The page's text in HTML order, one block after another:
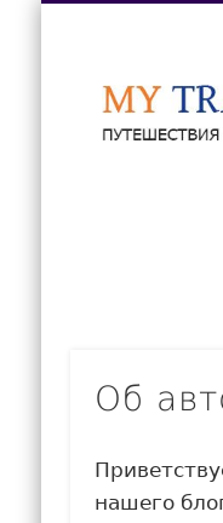
Об
нашего